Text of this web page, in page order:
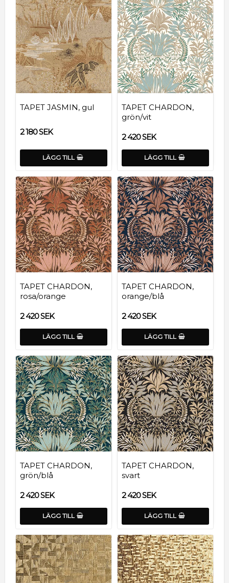
TAPET JASMIN, gul
2 180 SEK
LÄGG TILL
TAPET CHARDON,
grön/vit
2 420 SEK
LÄGG TILL
TAPET CHARDON,
rosa/orange
2 420 SEK
LÄGG TILL
TAPET CHARDON,
orange/blå
2 420 SEK
LÄGG TILL
TAPET CHARDON,
grön/blå
2 420 SEK
LÄGG TILL
TAPET CHARDON,
svart
2 420 SEK
LÄGG TILL